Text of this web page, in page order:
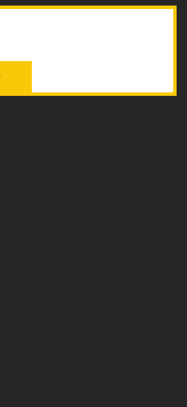
HTTPS://ENTRENADORATLETISMO.ES/